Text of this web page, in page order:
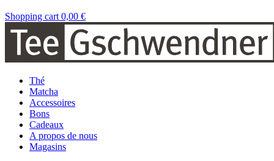
Shopping cart 0,00 €
Thé
Matcha
Accessoires
Bons
Cadeaux
A propos de nous
Magasins